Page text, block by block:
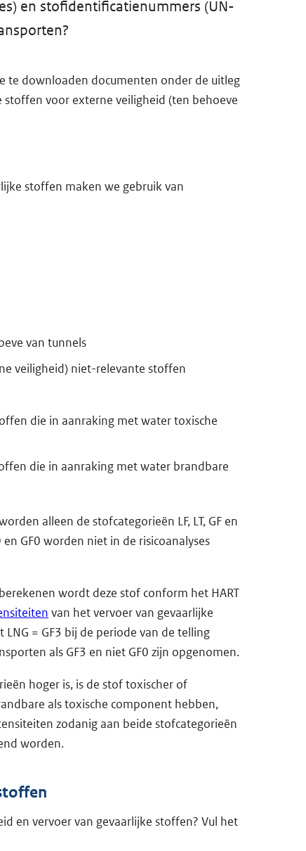
en stofidentificatienummers (UN-
te downloaden documenten onder de uitleg
voor externe veiligheid (ten behoeve
stoffen maken we gebruik van
van tunnels
veiligheid) niet-relevante stoffen
die in aanraking met water toxische
die in aanraking met water brandbare
alleen de stofcategorieën LF, LT, GF en
GF0 worden niet in de risicoanalyses
wordt deze stof conform het HART
van het vervoer van gevaarlijke
= GF3 bij de periode van de telling
als GF3 en niet GF0 zijn opgenomen.
hoger is, is de stof toxischer of
als toxische component hebben,
zodanig aan beide stofcategorieën
worden.
en vervoer van gevaarlijke stoffen? Vul het